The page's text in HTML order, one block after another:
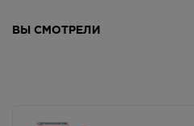
ВЫ СМОТРЕЛИ